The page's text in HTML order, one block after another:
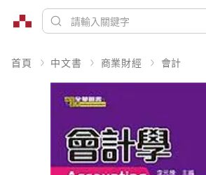
首頁 中文書 商業財經 會計